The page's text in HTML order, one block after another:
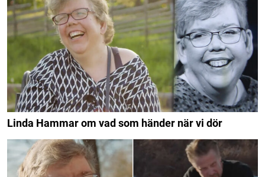
Linda Hammar om vad som händer när vi dör